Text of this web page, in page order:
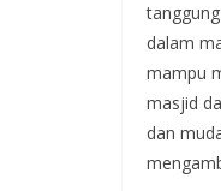
dalam
mampu
masjid
dan